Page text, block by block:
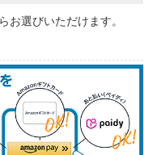
お選びいただけます。